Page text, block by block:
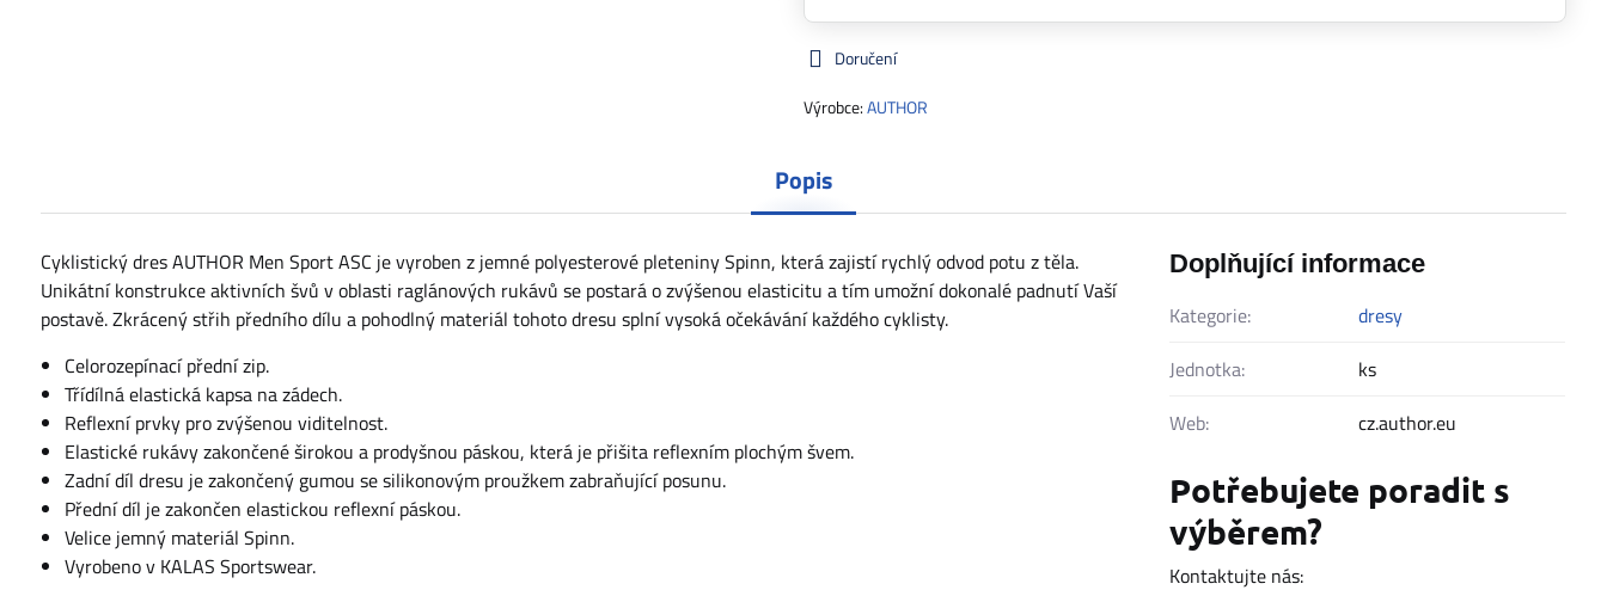
Doručení
Výrobce:AUTHOR
Popis
Cyklistický dres AUTHOR Men Sport ASC je vyroben z jemné polyesterové pleteniny Spinn, která zajistí rychlý odvod potu z těla.
Unikátní konstrukce aktivních švů v oblasti raglánových rukávů se postará o zvýšenou elasticitu a tím umožní dokonalé padnutí Vaší
postavě. Zkrácený střih předního dílu a pohodlný materiál tohoto dresu splní vysoká očekávání každého cyklisty.
Celorozepínací přední zip.
Třídílná elastická kapsa na zádech.
Reflexní prvky pro zvýšenou viditelnost.
Elastické rukávy zakončené širokou a prodyšnou páskou, která je přišita reflexním plochým švem.
Zadní díl dresu je zakončený gumou se silikonovým proužkem zabraňující posunu.
Přední díl je zakončen elastickou reflexní páskou.
Velice jemný materiál Spinn.
Vyrobeno v KALAS Sportswear.
Doplňující informace
Kategorie:
dresy
Jednotka:
ks
Web:
cz.author.eu
Potřebujete poradit s
výběrem?
Kontaktujte nás: